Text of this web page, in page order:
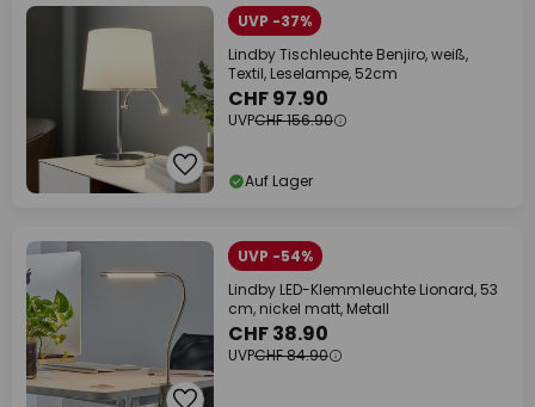
UVP -37%
Lindby Tischleuchte Benjiro, weiß,
Textil, Leselampe, 52cm
CHF 97.90
UVPCHF 156.90
Auf Lager
UVP -54%
Lindby LED-Klemmleuchte Lionard, 53
cm, nickel matt, Metall
CHF 38.90
UVPCHF 84.90